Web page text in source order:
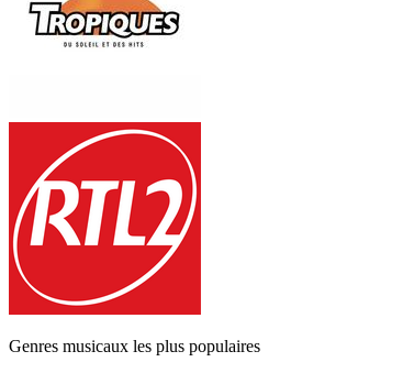
Genres musicaux les plus populaires